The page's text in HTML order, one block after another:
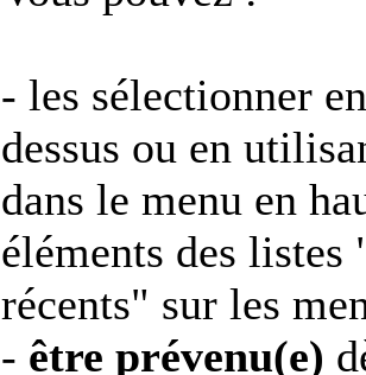
- les sélectionner
dessus ou en
dans le menu en
éléments des
récents" sur les
- être prévenu(e)